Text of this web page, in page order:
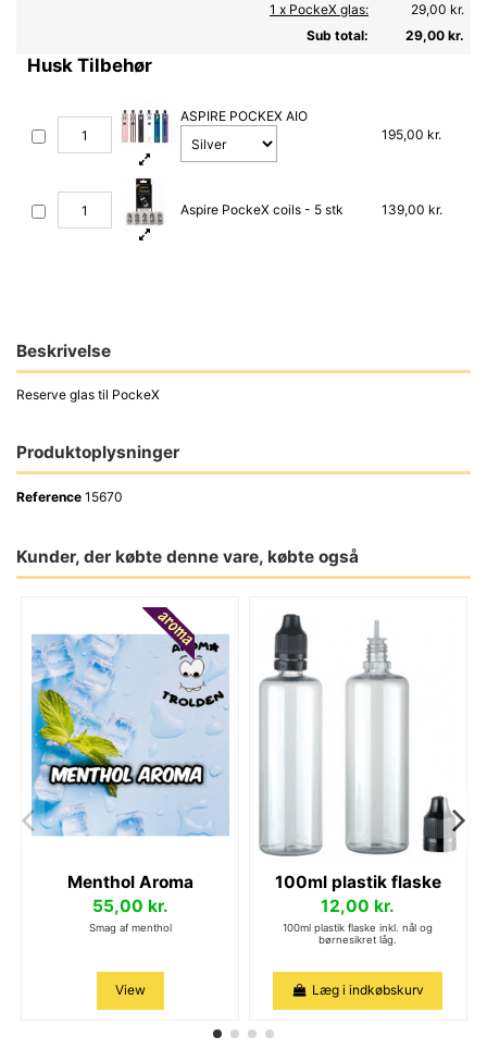
1 x PockeX glas:
29,00 kr.
Sub total:
29,00 kr.
Husk Tilbehør
ASPIRE POCKEX AIO
195,00 kr.
Aspire PockeX coils - 5 stk 139,00 kr.
Beskrivelse
Reserve glas til PockeX
Produktoplysninger
Reference 15670
Kunder, der købte denne vare, købte også
Menthol Aroma
55,00 kr.
Smag af menthol
View
100ml plastik flaske
12,00 kr.
100ml plastik flaske inkl. nål og
børnesikret låg.
Læg i indkøbskurv